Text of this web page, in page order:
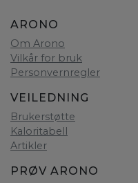
ARONO
Om Arono
Vilkår for bruk
Personvernregler
VEILEDNING
Brukerstøtte
Kaloritabell
Artikler
PRØV ARONO